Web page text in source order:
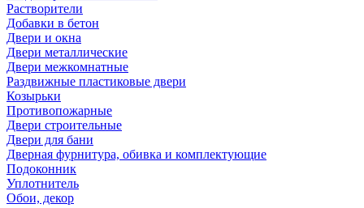
Растворители
Добавки в бетон
Двери и окна
Двери металлические
Двери межкомнатные
Раздвижные пластиковые двери
Козырьки
Противопожарные
Двери строительные
Двери для бани
Дверная фурнитура, обивка и комплектующие
Подоконник
Уплотнитель
Обои, декор